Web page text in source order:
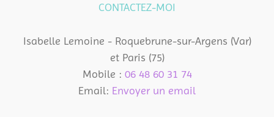
CONTACTEZ-MOI
Isabelle Lemoine - Roquebrune-sur-Argens (Var)
et Paris (75)
Mobile : 06 48 60 31 74
Email: Envoyer un email